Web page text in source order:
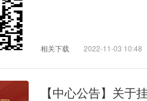
相关下载 2022-11-03 10:48
【中心公告】关于